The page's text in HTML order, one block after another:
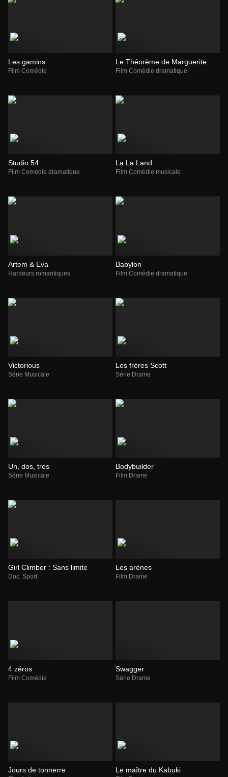
Les gamins
Film Comédie
Le Théorème de Marguerite
Film Comédie dramatique
Studio 54
Film Comédie dramatique
La La Land
Film Comédie musicale
Artem & Eva
Hardeurs romantiques
Babylon
Film Comédie dramatique
Victorious
Série Musicale
Les frères Scott
Série Drame
Un, dos, tres
Série Musicale
Bodybuilder
Film Drame
Girl Climber : Sans limite
Doc. Sport
Les arènes
Film Drame
4 zéros
Film Comédie
Swagger
Série Drame
Jours de tonnerre Le maître du Kabuki